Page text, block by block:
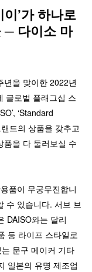
’가 하나로
─ 다이소 마
년을 맞이한 2022년
글로벌 플래그십 스
‘Standard
랜드의 상품을 갖추고
품을 다 둘러보실 수
품이 무궁무진합니
수 있습니다. 서브 브
DAISO와는 달리
등 라이프 스타일로
문구 메이커 기타
일본의 유명 제조업